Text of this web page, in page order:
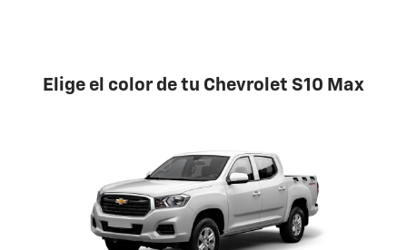
Elige el color de tu Chevrolet S10 Max